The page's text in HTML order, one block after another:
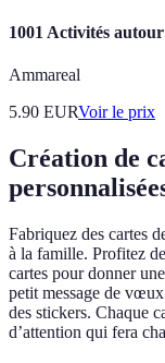
1001 Activités
Ammareal
5.90 EURVoir le prix
Création de
Fabriquez des cartes
à la famille. Profitez
cartes pour donner
petit message de
des stickers. Chaque
d’attention qui fera